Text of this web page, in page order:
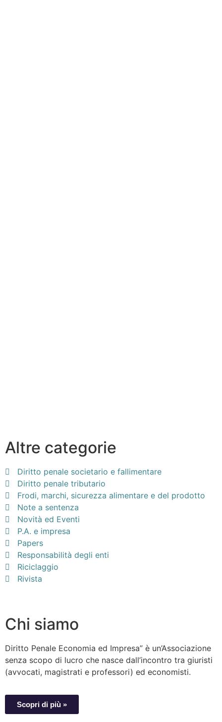
Altre categorie
Diritto penale societario e fallimentare
Diritto penale tributario
Frodi, marchi, sicurezza alimentare e del prodotto
Note a sentenza
Novità ed Eventi
P.A. e impresa
Papers
Responsabilità degli enti
Riciclaggio
Rivista
Chi siamo
Diritto Penale Economia ed Impresa” è un’Associazione
senza scopo di lucro che nasce dall’incontro tra giuristi
(avvocati, magistrati e professori) ed economisti.
Scopri di più »